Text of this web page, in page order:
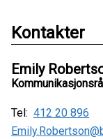
Kontakter
Emily
Tel: 412 20 896